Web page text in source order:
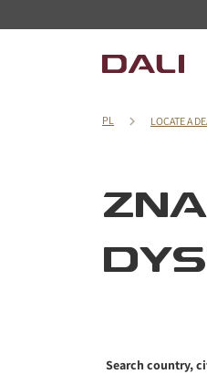
PL LOCATE A
Search country,